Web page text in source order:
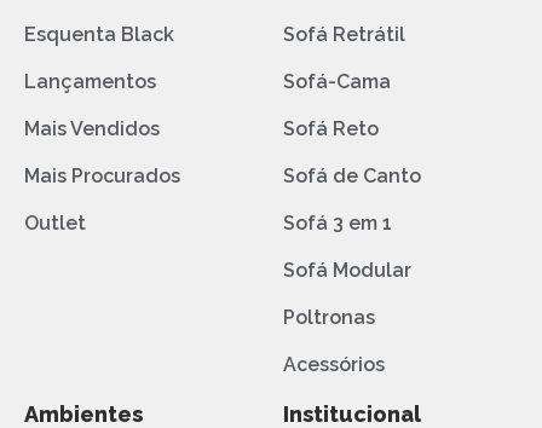
Esquenta Black
Lançamentos
Mais Vendidos
Mais Procurados
Outlet
Sofá Retrátil
Sofá-Cama
Sofá Reto
Sofá de Canto
Sofá 3 em 1
Sofá Modular
Poltronas
Acessórios
Ambientes Institucional